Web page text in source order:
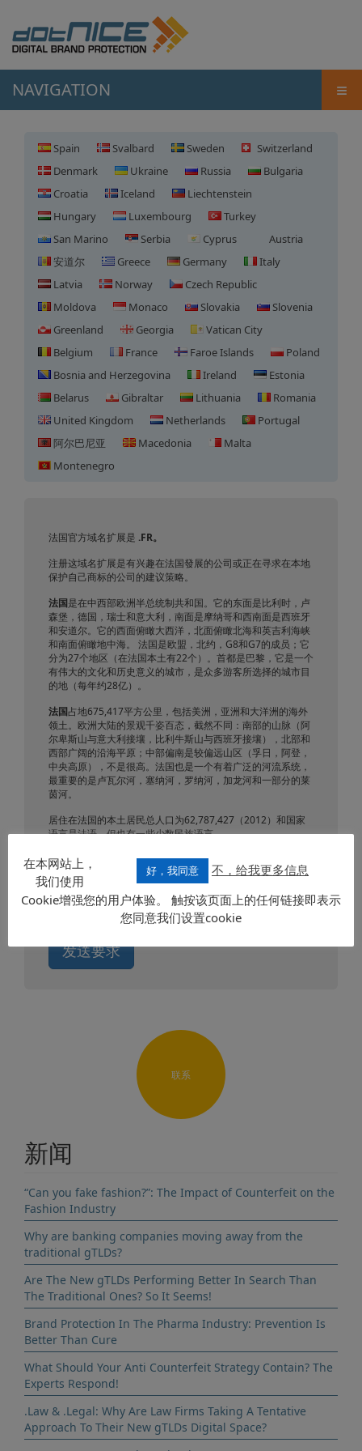
NAVIGATION ≡
Spain Svalbard Sweden
Switzerland
Denmark
Ukraine Russia
Bulgaria
Croatia
Iceland
Liechtenstein
Hungary
Luxembourg
Turkey
San Marino
Serbia Cyprus
Austria
安道尔
Greece Germany
Italy
Latvia
Norway
Czech Republic
Moldova
Monaco Slovakia
Slovenia
Greenland
Georgia
Vatican City
Belgium
France Faroe Islands
Poland
Bosnia and Herzegovina
Ireland
Estonia
Belarus
Gibraltar Lithuania
Romania
United Kingdom
Netherlands
Portugal
阿尔巴尼亚
Macedonia
Malta
Montenegro
法国官方域名扩展是 .FR。
注册这域名扩展是有兴趣在法国發展的公司或正在寻求在本地
保护自己商标的公司的建议策略。
法国是在中西部欧洲半总统制共和国。它的东面是比利时，卢
森堡，德国，瑞士和意大利，南面是摩纳哥和西南面是西班牙
和安道尔。它的西面俯瞰大西洋，北面俯瞰北海和英吉利海峡
和南面俯瞰地中海。 法国是欧盟，北约，G8和G7的成员；它
分为27个地区（在法国本土有22个）。首都是巴黎，它是一个
有伟大的文化和历史意义的城市，是众多游客所选择的城市目
的地（每年约28亿）。
法国占地675,417平方公里，包括美洲，亚洲和大洋洲的海外
领土。欧洲大陆的景观千姿百态，截然不同：南部的山脉（阿
尔卑斯山与意大利接壤，比利牛斯山与西班牙接壤），北部和
西部广阔的沿海平原；中部偏南是较偏远山区（孚日，阿登，
中央高原），不是很高。法国也是一个有着广泛的河流系统，
最重要的是卢瓦尔河，塞纳河，罗纳河，加龙河和一部分的莱
茵河。
居住在法国的本土居民总人口为62,787,427（2012）和国家
语言是法语，但也有一些少数民族语言。
它有一个世界上最坚固的资本主义经济，仅次于在欧洲德国。
最大的经济活动包括：农业（谷物，葡萄园，生产奶酪，水果
和蔬菜），畜牧业和制造业（机械，电子，电气及国际汽车行
业）。第三产业的商业领域也有助于该国的经济增长。
发送要求
联系
新闻
“Can you fake fashion?”: The Impact of Counterfeit on the
Fashion Industry
Why are banking companies moving away from the
traditional gTLDs?
Are The New gTLDs Performing Better In Search Than
The Traditional Ones? So It Seems!
Brand Protection In The Pharma Industry: Prevention Is
Better Than Cure
What Should Your Anti Counterfeit Strategy Contain? The
Experts Respond!
.Law & .Legal: Why Are Law Firms Taking A Tentative
Approach To Their New gTLDs Digital Space?
好，我同意 不，给我更多信息
在本网站上，
我们使用
Cookie增强您的用户体验。 触按该页面上的任何链接即表示
您同意我们设置cookie